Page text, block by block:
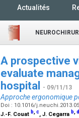
Actualités
A prospective
evaluate
hospital
- 09/11/13
Approche ergonomique
Doi : 10.1016/
J.-F. Couat b c, J. Cegarra b d